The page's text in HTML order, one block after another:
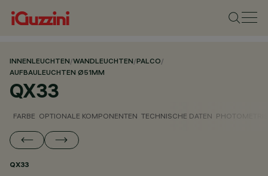
INNENLEUCHTEN/WANDLEUCHTEN/PALCO/
AUFBAULEUCHTEN Ø51MM
QX33
FARBE OPTIONALE KOMPONENTEN TECHNISCHE DATEN
QX33